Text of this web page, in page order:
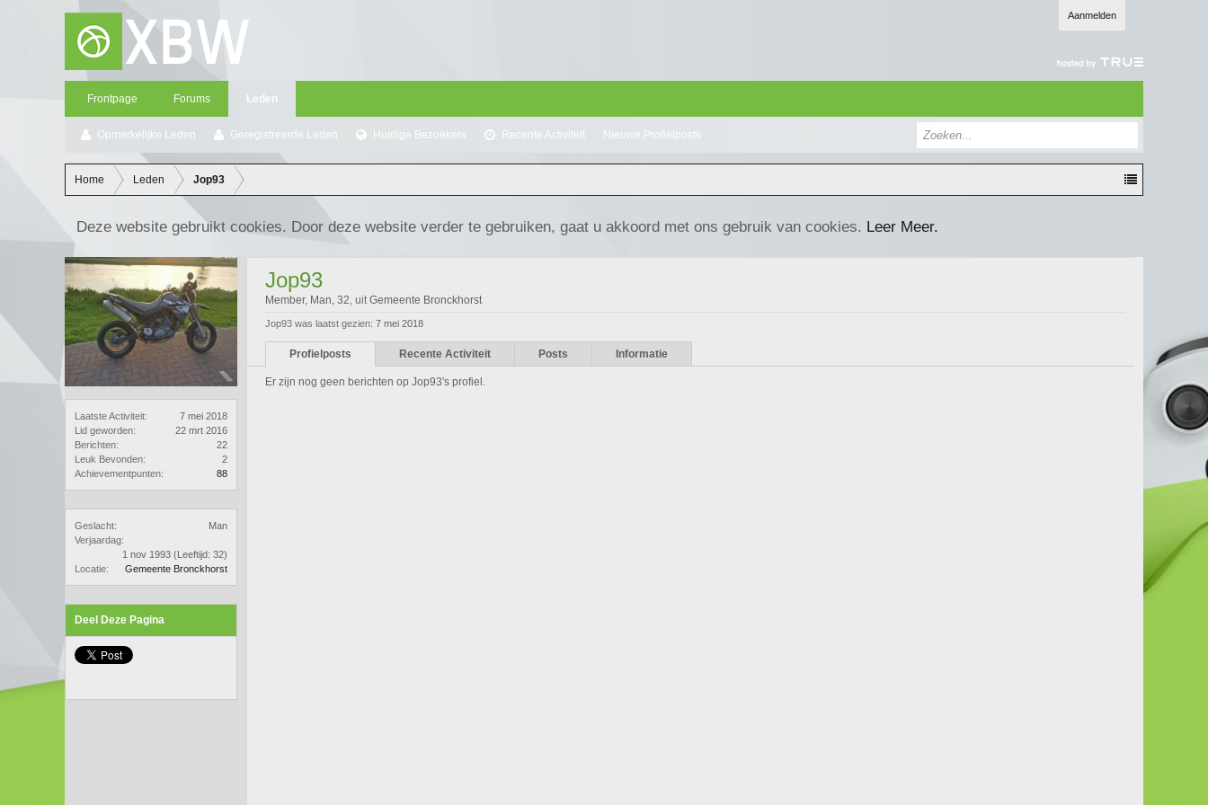
Aanmelden
Frontpage Forums Leden
Opmerkelijke Leden Geregistreerde Leden Huidige Bezoekers Recente Activiteit Nieuwe Profielposts
Home Leden Jop93
Deze website gebruikt cookies. Door deze website verder te gebruiken, gaat u akkoord met ons gebruik van cookies. Leer Meer.
Laatste Activiteit:
7 mei 2018
Lid geworden:
22 mrt 2016
Berichten:
22
Leuk Bevonden:
2
Achievementpunten:
88
Geslacht:
Man
Verjaardag:
1 nov 1993 (Leeftijd: 32)
Locatie:
Gemeente Bronckhorst
Deel Deze Pagina
Jop93
Member, Man, 32,uit Gemeente Bronckhorst
Jop93 was laatst gezien: 7 mei 2018
Profielposts Recente Activiteit Posts Informatie
Er zijn nog geen berichten op Jop93's profiel.